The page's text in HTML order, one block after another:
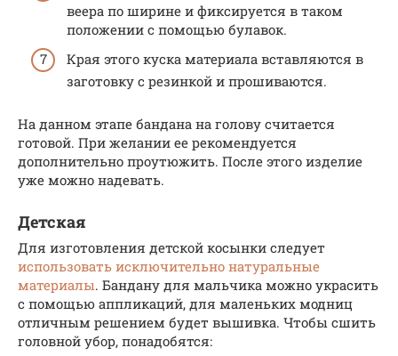
веера по ширине и фиксируется в таком
положении с помощью булавок.
Края этого куска материала вставляются в
заготовку с резинкой и прошиваются.
На данном этапе бандана на голову считается
готовой. При желании ее рекомендуется
дополнительно проутюжить. После этого изделие
уже можно надевать.
Детская
Для изготовления детской косынки следует
использовать исключительно натуральные
материалы. Бандану для мальчика можно украсить
с помощью аппликаций, для маленьких модниц
отличным решением будет вышивка. Чтобы сшить
головной убор, понадобятся: